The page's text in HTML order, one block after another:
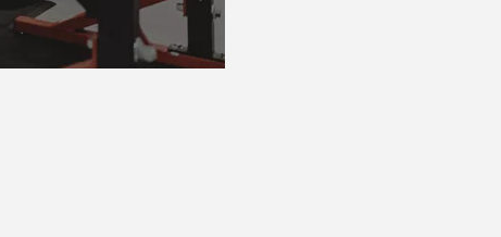
Gymauktioner Hittar Du